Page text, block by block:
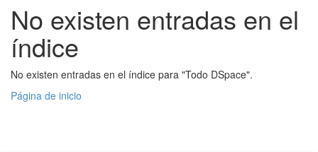
No existen entradas en el
índice
No existen entradas en el índice para "Todo DSpace".
Página de inicio